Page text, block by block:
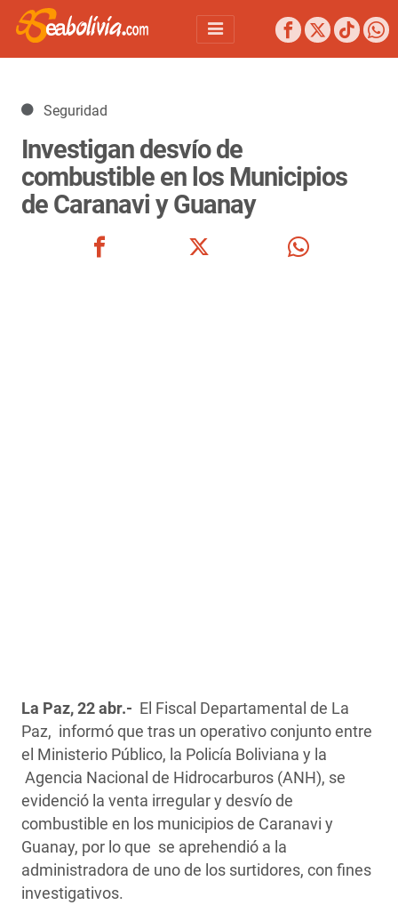
Detalles
Seguridad
Investigan desvío de
combustible en los Municipios
de Caranavi y Guanay
La Paz, 22 abr.- El Fiscal Departamental de La
Paz, informó que tras un operativo conjunto entre
el Ministerio Público, la Policía Boliviana y la
Agencia Nacional de Hidrocarburos (ANH), se
evidenció la venta irregular y desvío de
combustible en los municipios de Caranavi y
Guanay, por lo que se aprehendió a la
administradora de uno de los surtidores, con fines
investigativos.